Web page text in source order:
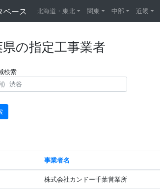
ベース 北海道・東北 関東 中部 近畿
の指定工事業者
検索
事業者名
株式会社カンドー千葉営業所